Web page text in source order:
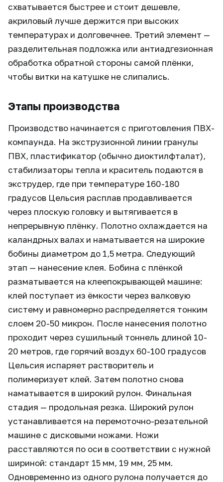
схватывается быстрее и стоит дешевле,
акриловый лучше держится при высоких
температурах и долговечнее. Третий элемент —
разделительная подложка или антиадгезионная
обработка обратной стороны самой плёнки,
чтобы витки на катушке не слипались.
Этапы производства
Производство начинается с приготовления ПВХ-
компаунда. На экструзионной линии гранулы
ПВХ, пластификатор (обычно диоктилфталат),
стабилизаторы тепла и краситель подаются в
экструдер, где при температуре 160-180
градусов Цельсия расплав продавливается
через плоскую головку и вытягивается в
непрерывную плёнку. Полотно охлаждается на
каландрных валах и наматывается на широкие
бобины диаметром до 1,5 метра. Следующий
этап — нанесение клея. Бобина с плёнкой
разматывается на клеепокрывающей машине:
клей поступает из ёмкости через валковую
систему и равномерно распределяется тонким
слоем 20-50 микрон. После нанесения полотно
проходит через сушильный тоннель длиной 10-
20 метров, где горячий воздух 60-100 градусов
Цельсия испаряет растворитель и
полимеризует клей. Затем полотно снова
наматывается в широкий рулон. Финальная
стадия — продольная резка. Широкий рулон
устанавливается на перемоточно-резательной
машине с дисковыми ножами. Ножи
расставляются по оси в соответствии с нужной
шириной: стандарт 15 мм, 19 мм, 25 мм.
Одновременно из одного рулона получается до